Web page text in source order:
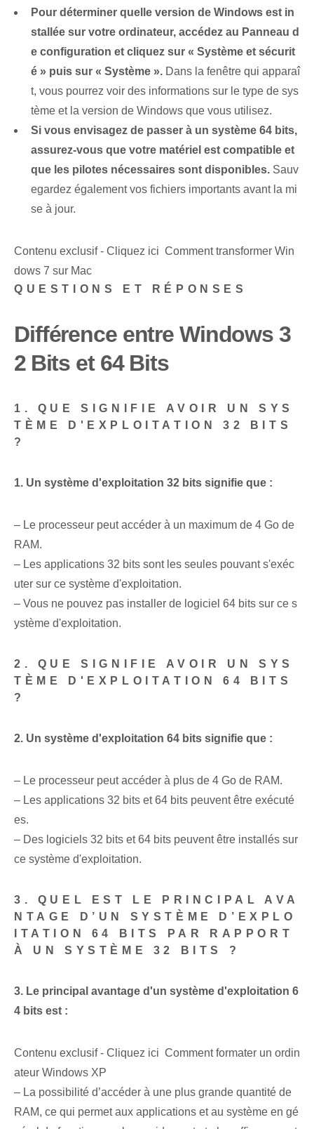
Pour déterminer quelle ⁣version de Windows​ est in
stallée sur votre ordinateur,​ accédez au Panneau d
e configuration‌ et⁣ cliquez⁣ sur « Système et sécurit
é »⁤ puis sur « Système ». Dans la fenêtre qui apparaî
t, vous pourrez voir des informations sur le type de sys
tème et la version de Windows que vous utilisez.
Si vous envisagez de passer à un système 64 bits,
assurez-vous que votre matériel est compatible et
que les pilotes nécessaires sont disponibles. Sauv
egardez également vos fichiers importants avant la mi
se à jour.
Contenu exclusif - Cliquez ici Comment transformer Win
dows 7 sur Mac
QUESTIONS ET RÉPONSES
Différence entre Windows 3
2 ⁢Bits ‍et ‌64 Bits
1. QUE SIGNIFIE AVOIR UN SYS
TÈME D'EXPLOITATION 32 BITS
?
1. Un système d'exploitation 32 bits signifie que :
– Le processeur peut accéder à un maximum⁢ de 4 Go de
RAM.
– Les applications 32 bits sont les seules pouvant s'exéc
uter sur ce système d'exploitation.
– Vous ne pouvez pas installer de logiciel 64 bits sur ce s
ystème d'exploitation.
2. QUE SIGNIFIE AVOIR UN SYS
TÈME D'EXPLOITATION 64 BITS
?
2. Un système d'exploitation 64⁢ bits signifie que :
– Le processeur peut accéder à plus de 4 Go de RAM.
– Les applications 32 bits et 64 bits peuvent être exécuté
es.
– Des logiciels 32 bits et 64 bits peuvent être installés sur
ce système d'exploitation.
3. QUEL EST LE PRINCIPAL AVA
NTAGE D’UN SYSTÈME D’EXPLO
ITATION 64 BITS PAR RAPPORT
À UN SYSTÈME 32 BITS ?
3. Le principal avantage d'un système d'exploitation 6
4 bits est :
Contenu exclusif - Cliquez ici Comment formater un ordin
ateur Windows XP
– La possibilité d’accéder à une plus grande quantité de
RAM, ce qui permet aux applications et au système en gé